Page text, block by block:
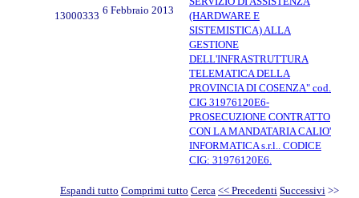
13000333 6 Febbraio 2013
(HARDWARE E
SISTEMISTICA) ALLA
GESTIONE
DELL'INFRASTRUTTURA
TELEMATICA DELLA
PROVINCIA DI COSENZA" cod.
CIG 31976120E6-
PROSECUZIONE CONTRATTO
CON LA MANDATARIA CALIO'
INFORMATICA s.r.l.. CODICE
CIG: 31976120E6.
Espandi tutto Comprimi tutto Cerca << Precedenti Successivi >>